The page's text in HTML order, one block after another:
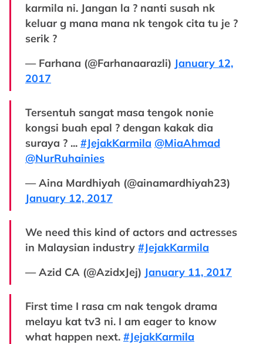
karmila ni. Jangan la ? nanti susah nk
keluar g mana mana nk tengok cita tu je ?
serik ?
— Farhana (@Farhanaarazli) January 12,
2017
Tersentuh sangat masa tengok nonie
kongsi buah epal ? dengan kakak dia
suraya ? ... #JejakKarmila @MiaAhmad
@NurRuhainies
— Aina Mardhiyah (@ainamardhiyah23)
January 12, 2017
We need this kind of actors and actresses
in Malaysian industry #JejakKarmila
— Azid CA (@AzidxJej) January 11, 2017
First time I rasa cm nak tengok drama
melayu kat tv3 ni. I am eager to know
what happen next. #JejakKarmila